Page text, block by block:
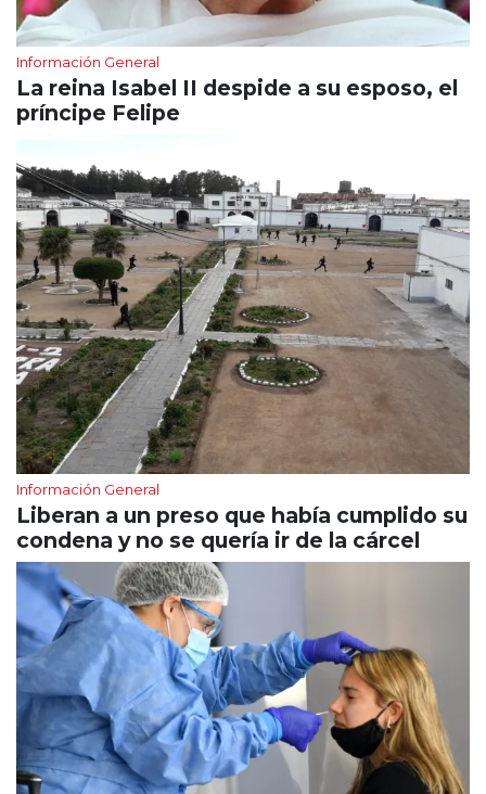
Información General
La reina Isabel II despide a su esposo, el
príncipe Felipe
Información General
Liberan a un preso que había cumplido su
condena y no se quería ir de la cárcel